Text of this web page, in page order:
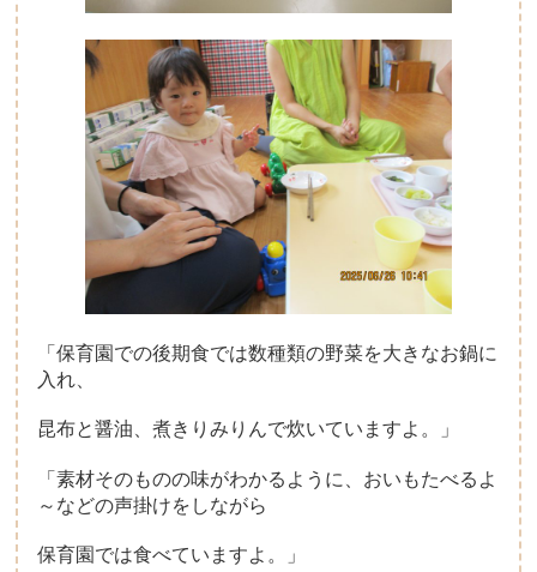
「保育園での後期食では数種類の野菜を大きなお鍋に
入れ、
昆布と醤油、煮きりみりんで炊いていますよ。」
「素材そのものの味がわかるように、おいもたべるよ
～などの声掛けをしながら
保育園では食べていますよ。」